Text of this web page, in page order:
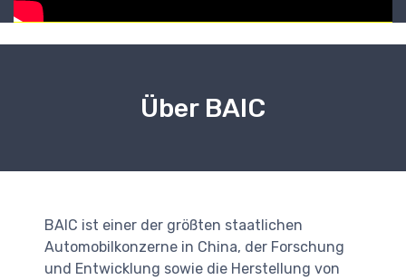
Über BAIC
BAIC ist einer der größten staatlichen
Automobilkonzerne in China, der Forschung
und Entwicklung sowie die Herstellung von